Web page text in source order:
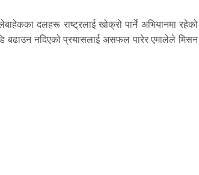
दलहरू राष्ट्रलाई खोक्रो पार्ने अभियानमा रहेको
बढाउन नदिएको प्रयासलाई असफल पारेर एमालेले मिसन